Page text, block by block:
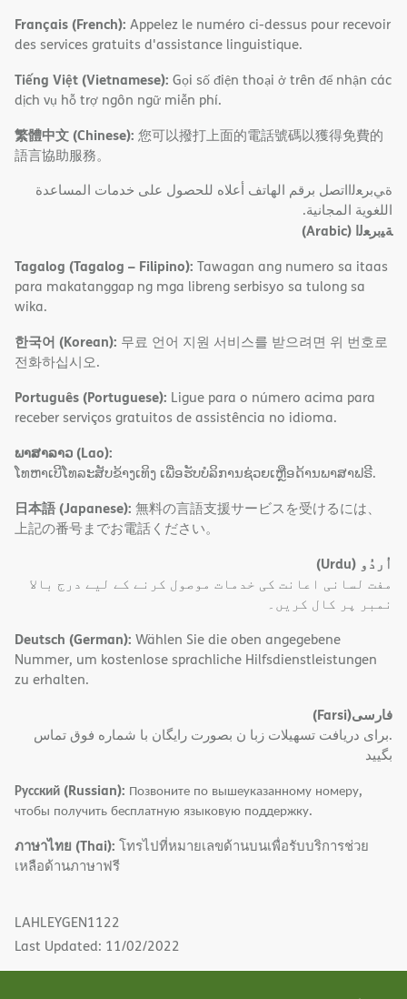
Français (French): Appelez le numéro ci-dessus pour recevoir
des services gratuits d'assistance linguistique.
Tiếng Việt (Vietnamese): Gọi số điện thoại ở trên để nhận các
dịch vụ hỗ trợ ngôn ngữ miễn phí.
繁體中文 (Chinese): 您可以撥打上面的電話號碼以獲得免費的
語言協助服務。
ةﻲﺑﺮﻌﻟااﺗﺼﻞ ﺑﺮﻗﻢ اﻟﮭﺎﺗﻒ أﻋﻼه ﻟﻠﺤﺼﻮل ﻋﻠﻰ ﺧﺪﻣﺎت اﻟﻤﺴﺎﻋﺪة
اﻟﻠﻐﻮﯾﺔ اﻟﻤﺠﺎﻧﯿﺔ.
ﺔﯿﺑﺮﻌﻟا (Arabic)
Tagalog (Tagalog – Filipino): Tawagan ang numero sa itaas
para makatanggap ng mga libreng serbisyo sa tulong sa
wika.
한국어 (Korean): 무료 언어 지원 서비스를 받으려면 위 번호로
전화하십시오.
Português (Portuguese): Ligue para o número acima para
receber serviços gratuitos de assistência no idioma.
ພາສາລາວ (Lao):
ໂທຫາເບີໂທລະສັບຂ້າງເທິງ ເພື່ອຮັບບໍລິການຊ່ວຍເຫຼືອດ້ານພາສາຟຣີ.
日本語 (Japanese): 無料の言語支援サービスを受けるには、
上記の番号までお電話ください。
اُردُو (Urdu)
مفت لسانی اعانت کی خدمات موصول کرنے کے لیے درج بالا
نمبر پر کال کریں۔
Deutsch (German): Wählen Sie die oben angegebene
Nummer, um kostenlose sprachliche Hilfsdienstleistungen
zu erhalten.
فارسی(Farsi)
.برای دریافت تسهیلات زبا ن بصورت رایگان با شماره فوق تماس
بگیید
Русский (Russian): Позвоните по вышеуказанному номеру,
чтобы получить бесплатную языковую поддержку.
ภาษาไทย (Thai): โทรไปที่หมายเลขด้านบนเพื่อรับบริการช่วย
เหลือด้านภาษาฟรี
LAHLEYGEN1122
Last Updated: 11/02/2022